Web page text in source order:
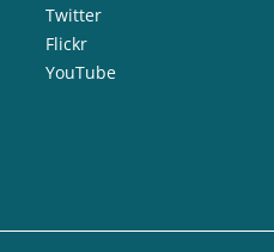
Twitter
Flickr
YouTube